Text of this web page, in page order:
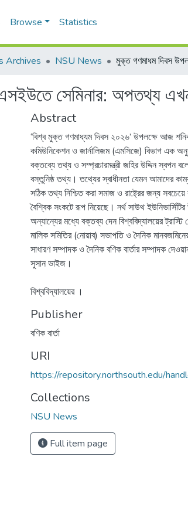
Browse Statistics
Archives NSU News
সেমিনার: অপতথ্য
Abstract
‘বিশ্ব মুক্ত গণমাধ্যম দিবস ২০২৬’ উপলক্ষে আজ
কমিউনিকেশন ও জার্নালিজম (এমসিজে) বিভাগ এক
বক্তব্যে তথ্য ও সম্প্রচারমন্ত্রী জহির উদ্দিন স্বপন
বস্তুনিষ্ঠ তথ্য। তথ্যের স্বাধীনতা যেমন আমাদের
সঠিক তথ্য নিশ্চিত করা সমাজ ও রাষ্ট্রের জন্য
বৈশ্বিক সংকটে রূপ নিয়েছে। নর্থ সাউথ
অন্যান্যের মধ্যে বক্তব্য দেন বিশ্ববিদ্যালয়ের
মালিক সমিতির (নোয়াব) সভাপতি ও দৈনিক
সাধারণ সম্পাদক ও দৈনিক বণিক বার্তার সম্পাদক
সুসান ভাইজ।
বিশ্ববিদ্যালয়ের ।
Publisher
বণিক বার্তা
URI
https://repository.northsouth.edu/
Collections
NSU News
Full item page